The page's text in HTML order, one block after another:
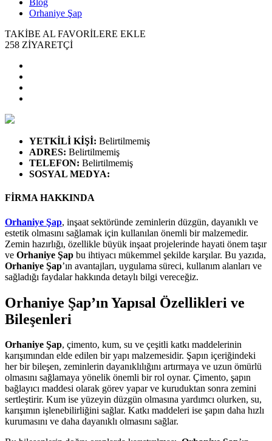
Blog
Orhaniye Şap
TAKİBE AL FAVORİLERE EKLE
258 ZİYARETÇİ
YETKİLİ KİŞİ: Belirtilmemiş
ADRES: Belirtilmemiş
TELEFON: Belirtilmemiş
SOSYAL MEDYA:
FİRMA HAKKINDA
Orhaniye Şap, inşaat sektöründe zeminlerin düzgün, dayanıklı ve
estetik olmasını sağlamak için kullanılan önemli bir malzemedir.
Zemin hazırlığı, özellikle büyük inşaat projelerinde hayati önem taşır
ve Orhaniye Şap bu ihtiyacı mükemmel şekilde karşılar. Bu yazıda,
Orhaniye Şap’ın avantajları, uygulama süreci, kullanım alanları ve
sağladığı faydalar hakkında detaylı bilgi vereceğiz.
Orhaniye Şap’ın Yapısal Özellikleri ve
Bileşenleri
Orhaniye Şap, çimento, kum, su ve çeşitli katkı maddelerinin
karışımından elde edilen bir yapı malzemesidir. Şapın içeriğindeki
her bir bileşen, zeminlerin dayanıklılığını artırmaya ve uzun ömürlü
olmasını sağlamaya yönelik önemli bir rol oynar. Çimento, şapın
bağlayıcı maddesi olarak görev yapar ve kuruduktan sonra zemini
sertleştirir. Kum ise yüzeyin düzgün olmasına yardımcı olurken, su,
karışımın işlenebilirliğini sağlar. Katkı maddeleri ise şapın daha hızlı
kurumasını ve daha dayanıklı olmasını sağlar.